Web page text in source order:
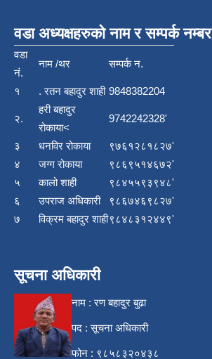
वडा अध्यक्षहरुको नाम र सम्पर्क नम्बर
वडा
नं.
नाम /थर सम्पर्क न.
१ . रतन बहादुर शाही 9848382204
२.
हरी बहादुर
रोकाया<
9742242328'
३ धनविर रोकाया
९७६१२८१८२७'
४
जग्ग रोकाया
९८६९५१४६७२'
५
कालो शाही
९८४५५९३९४८'
६
उपराज अधिकारी
९८६७४६९८२७'
७
विक्रम बहादुर शाही९८४८३१२४४९'
सूचना अधिकारी
नाम : रण बहादुर बुढा
पद : सूचना अधिकारी
फोन : ९८५८३२०४३८